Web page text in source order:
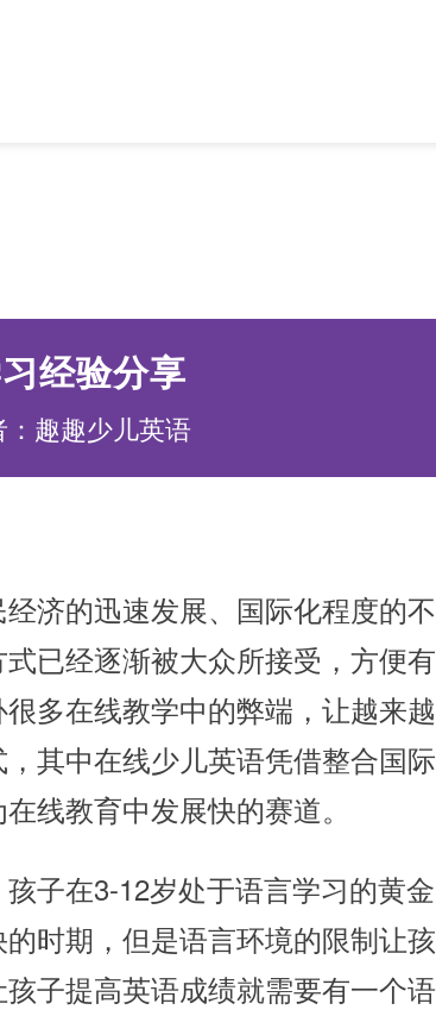
经验分享
：趣趣少儿英语
济的迅速发展、国际化程度的不
已经逐渐被大众所接受，方便有
多在线教学中的弊端，让越来越
其中在线少儿英语凭借整合国际
线教育中发展快的赛道。
子在3-12岁处于语言学习的黄金
时期，但是语言环境的限制让孩
子提高英语成绩就需要有一个语